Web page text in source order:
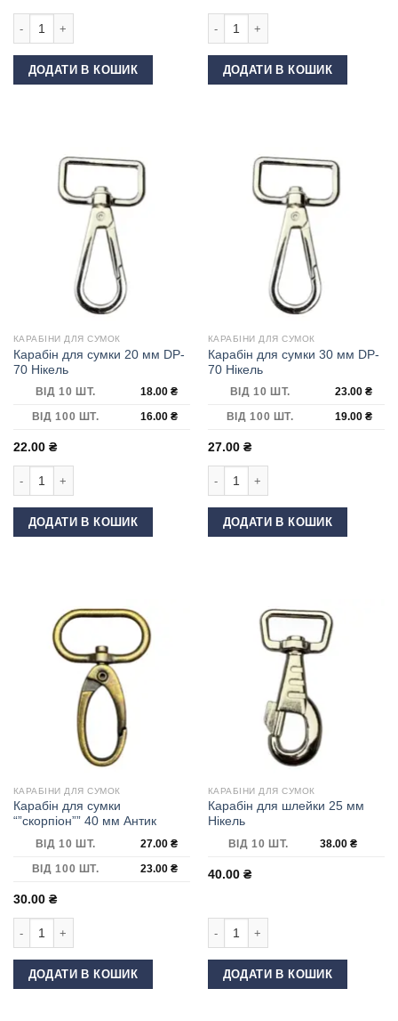
ДОДАТИ В КОШИК ДОДАТИ В КОШИК
КАРАБІНИ ДЛЯ СУМОК
Карабін для сумки 20 мм DP-
70 Нікель
ВІД 10 ШТ. 18.00₴
ВІД 100 ШТ.
16.00₴
22.00 ₴
ДОДАТИ В КОШИК
КАРАБІНИ ДЛЯ СУМОК
Карабін для сумки 30 мм DP-
70 Нікель
ВІД 10 ШТ. 23.00₴
ВІД 100 ШТ.
19.00₴
27.00 ₴
ДОДАТИ В КОШИК
КАРАБІНИ ДЛЯ СУМОК
Карабін для сумки
“”скорпіон”” 40 мм Антик
ВІД 10 ШТ. 27.00₴
ВІД 100 ШТ.
23.00₴
30.00 ₴
ДОДАТИ В КОШИК
КАРАБІНИ ДЛЯ СУМОК
Карабін для шлейки 25 мм
Нікель
ВІД 10 ШТ. 38.00 ₴
40.00 ₴
ДОДАТИ В КОШИК